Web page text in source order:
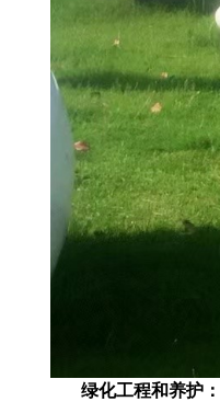
绿化工程和养护：